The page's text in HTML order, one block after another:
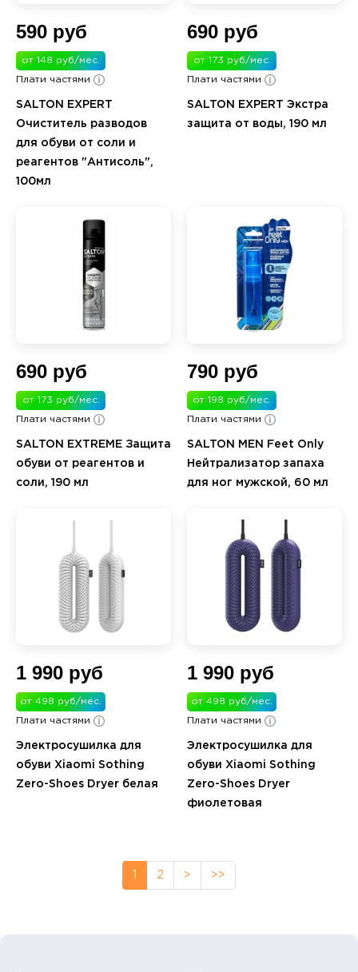
590 руб
от 148 руб/мес.
Плати частями
SALTON EXPERT
Очиститель разводов
для обуви от соли и
реагентов "Антисоль",
100мл
690 руб
от 173 руб/мес.
Плати частями
SALTON EXPERT Экстра
защита от воды, 190 мл
690 руб
от 173 руб/мес.
Плати частями
SALTON EXTREME Защита
обуви от реагентов и
соли, 190 мл
790 руб
от 198 руб/мес.
Плати частями
SALTON MEN Feet Only
Нейтрализатор запаха
для ног мужской, 60 мл
1 990 руб
от 498 руб/мес.
Плати частями
Электросушилка для
обуви Xiaomi Sothing
Zero-Shoes Dryer белая
1 990 руб
от 498 руб/мес.
Плати частями
Электросушилка для
обуви Xiaomi Sothing
Zero-Shoes Dryer
фиолетовая
2 > >>